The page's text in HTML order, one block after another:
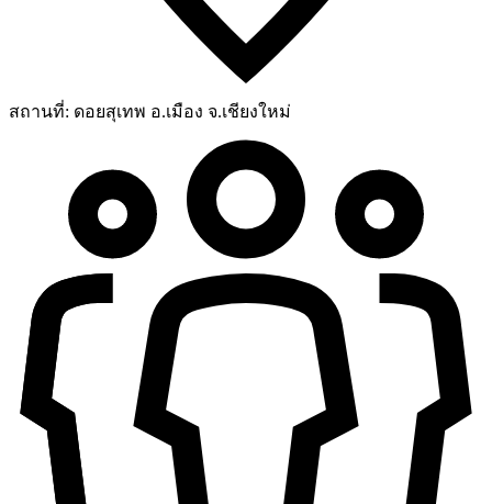
สถานที่: ดอยสุเทพ อ.เมือง จ.เชียงใหม่